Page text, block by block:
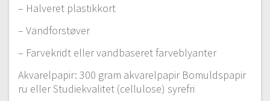
– Halveret plastikkort
– Vandforstøver
– Farvekridt eller vandbaseret farveblyanter
Akvarelpapir: 300 gram akvarelpapir Bomuldspapir
ru eller Studiekvalitet (cellulose) syrefri
#5 Mal med 2 farver del 2
15:32
11:01
#7 Abstrakte blomster
12:26